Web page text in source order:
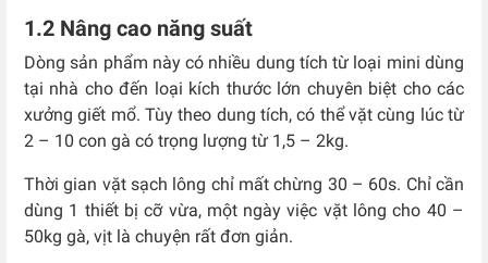
1.2 Nâng cao năng suất
Dòng sản phẩm này có nhiều dung tích từ loại mini dùng
tại nhà cho đến loại kích thước lớn chuyên biệt cho các
xưởng giết mổ. Tùy theo dung tích, có thể vặt cùng lúc từ
2 – 10 con gà có trọng lượng từ 1,5 – 2kg.
Thời gian vặt sạch lông chỉ mất chừng 30 – 60s. Chỉ cần
dùng 1 thiết bị cỡ vừa, một ngày việc vặt lông cho 40 –
50kg gà, vịt là chuyện rất đơn giản.